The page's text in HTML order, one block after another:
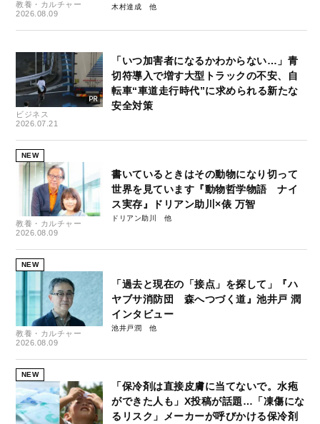
教養・カルチャー
2026.08.09
木村達成
ビジネス
2026.07.21
「いつ加害者になるかわからない…」青
切符導入で増す大型トラックの不安、自
転車“車道走行時代”に求められる新たな
安全対策
NEW
教養・カルチャー
2026.08.09
書いているときはその動物になり切って
世界を見ています『動物哲学物語 ナイ
ス実存』ドリアン助川×俵 万智
ドリアン助川
NEW
教養・カルチャー
2026.08.09
「過去と現在の「接点」を探して」『ハ
ヤブサ消防団 森へつづく道』池井戸 潤
インタビュー
池井戸潤
NEW
「保冷剤は直接皮膚に当てないで。水疱
ができた人も」X投稿が話題…「凍傷にな
るリスク」メーカーが呼びかける保冷剤